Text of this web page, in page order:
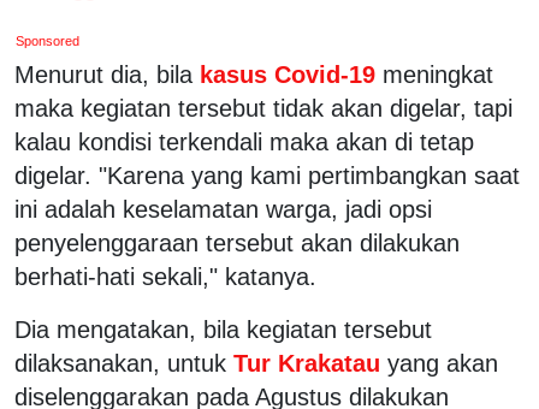
Sponsored
Menurut dia, bila kasus Covid-19 meningkat
maka kegiatan tersebut tidak akan digelar, tapi
kalau kondisi terkendali maka akan di tetap
digelar. "Karena yang kami pertimbangkan saat
ini adalah keselamatan warga, jadi opsi
penyelenggaraan tersebut akan dilakukan
berhati-hati sekali," katanya.
Dia mengatakan, bila kegiatan tersebut
dilaksanakan, untuk Tur Krakatau yang akan
diselenggarakan pada Agustus dilakukan